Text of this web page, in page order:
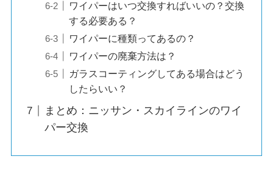
ワイパーはいつ交換すればいいの？交換
する必要ある？
ワイパーに種類ってあるの？
ワイパーの廃棄方法は？
ガラスコーティングしてある場合はどう
したらいい？
まとめ：ニッサン・スカイラインのワイ
パー交換